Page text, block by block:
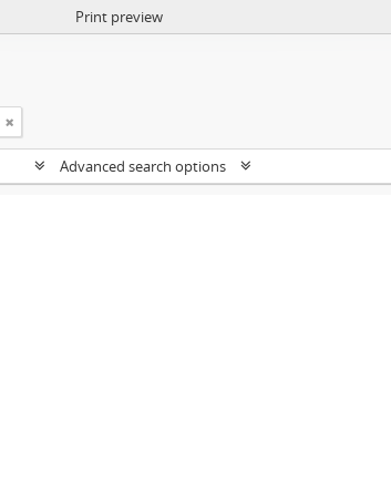
Print preview
Advanced search options